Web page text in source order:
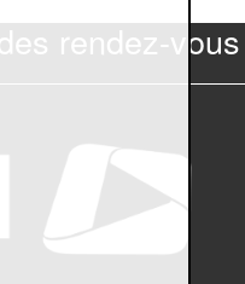
rendez-vous